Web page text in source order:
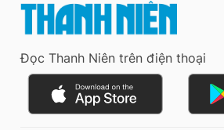
Đọc Thanh Niên trên điện thoại